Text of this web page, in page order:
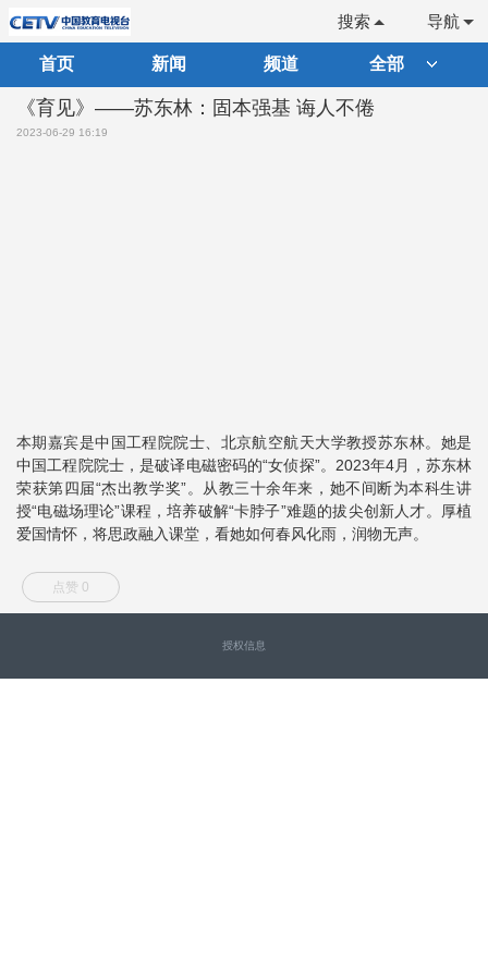
导航
搜索
首页 新闻 频道 全部
《育见》——苏东林：固本强基 诲人不倦
2023-06-29 16:19
本期嘉宾是中国工程院院士、北京航空航天大学教授苏东林。她是
中国工程院院士，是破译电磁密码的“女侦探”。2023年4月，苏东林
荣获第四届“杰出教学奖”。从教三十余年来，她不间断为本科生讲
授“电磁场理论”课程，培养破解“卡脖子”难题的拔尖创新人才。厚植
爱国情怀，将思政融入课堂，看她如何春风化雨，润物无声。
点赞 0
授权信息